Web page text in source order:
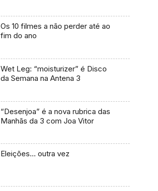
Os 10 filmes a não perder até ao
fim do ano
Wet Leg: “moisturizer” é Disco
da Semana na Antena 3
“Desenjoa” é a nova rubrica das
Manhãs da 3 com Joa Vitor
Eleições… outra vez